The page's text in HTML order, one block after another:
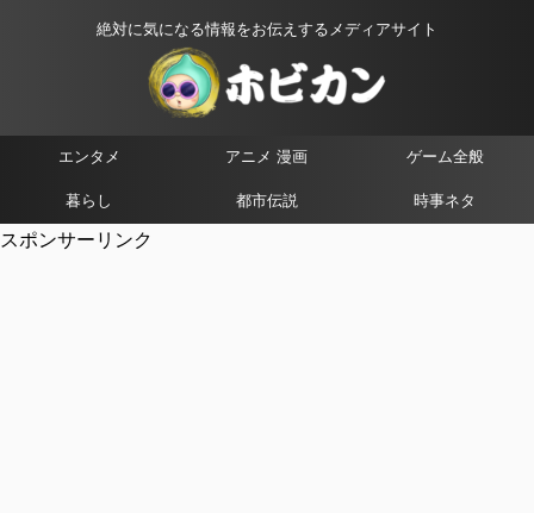
絶対に気になる情報をお伝えするメディアサイト
エンタメ アニメ 漫画 ゲーム全般
暮らし 都市伝説 時事ネタ
スポンサーリンク